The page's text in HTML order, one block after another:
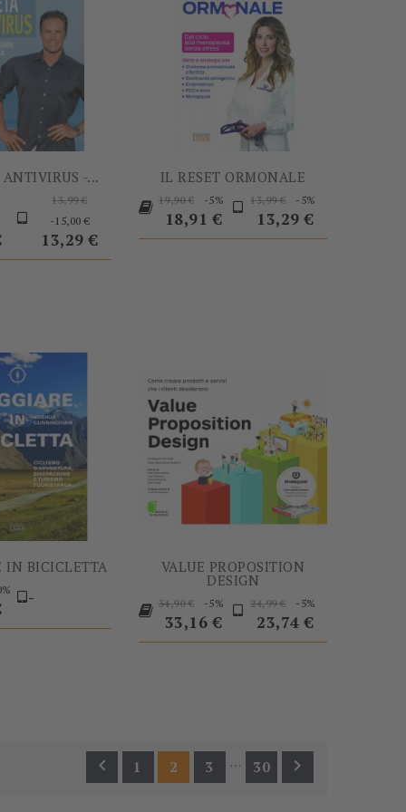
-...
Prezzo
Prezzo
base
13,99 €
-15,00 €
Prezzo
13,29 €
IL RESET ORMONALE
Prezzo
base
19,90 € -5%
Prezzo
18,91 €
Prezzo
base
13,99 € -5%
13,29 €
IN BICICLETTA
-
VALUE PROPOSITION
DESIGN
Prezzo
base
34,90 € -5%
Prezzo
33,16 €
Prezzo
base
24,99 € -5%
23,74 €
 1 2 3 … 30 